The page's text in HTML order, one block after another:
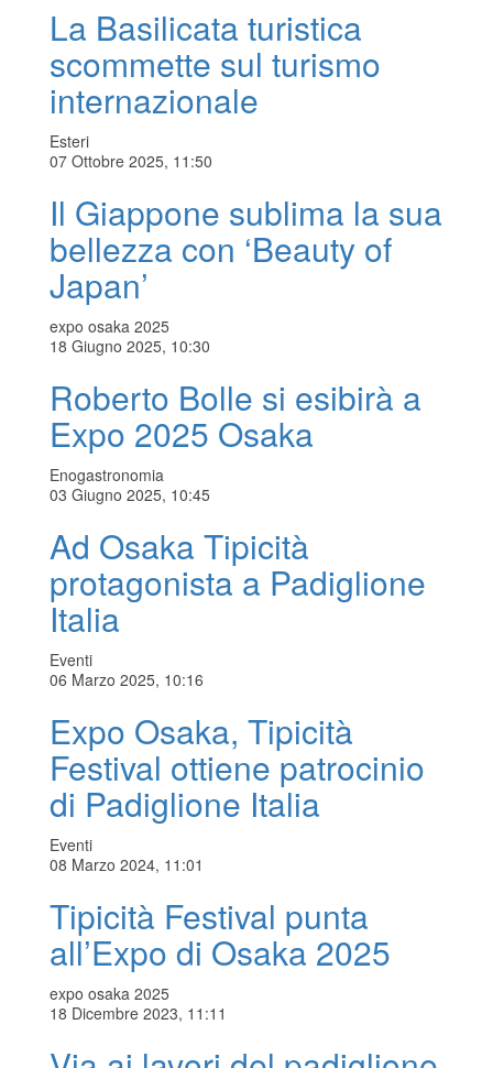
La Basilicata turistica
scommette sul turismo
internazionale
Esteri
07 Ottobre 2025, 11:50
Il Giappone sublima la sua
bellezza con ‘Beauty of
Japan’
expo osaka 2025
18 Giugno 2025, 10:30
Roberto Bolle si esibirà a
Expo 2025 Osaka
Enogastronomia
03 Giugno 2025, 10:45
Ad Osaka Tipicità
protagonista a Padiglione
Italia
Eventi
06 Marzo 2025, 10:16
Expo Osaka, Tipicità
Festival ottiene patrocinio
di Padiglione Italia
Eventi
08 Marzo 2024, 11:01
Tipicità Festival punta
all’Expo di Osaka 2025
expo osaka 2025
18 Dicembre 2023, 11:11